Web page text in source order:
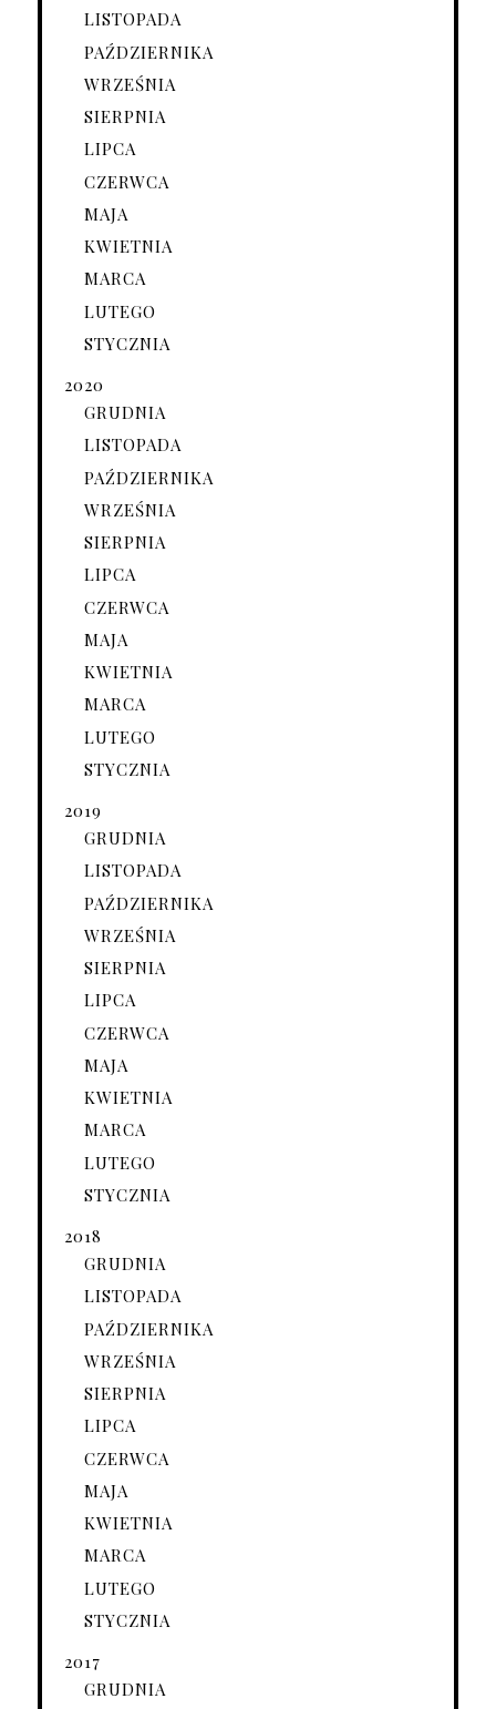
LISTOPADA
PAŹDZIERNIKA
WRZEŚNIA
SIERPNIA
LIPCA
CZERWCA
MAJA
KWIETNIA
MARCA
LUTEGO
STYCZNIA
2020
GRUDNIA
LISTOPADA
PAŹDZIERNIKA
WRZEŚNIA
SIERPNIA
LIPCA
CZERWCA
MAJA
KWIETNIA
MARCA
LUTEGO
STYCZNIA
2019
GRUDNIA
LISTOPADA
PAŹDZIERNIKA
WRZEŚNIA
SIERPNIA
LIPCA
CZERWCA
MAJA
KWIETNIA
MARCA
LUTEGO
STYCZNIA
2018
GRUDNIA
LISTOPADA
PAŹDZIERNIKA
WRZEŚNIA
SIERPNIA
LIPCA
CZERWCA
MAJA
KWIETNIA
MARCA
LUTEGO
STYCZNIA
2017
GRUDNIA